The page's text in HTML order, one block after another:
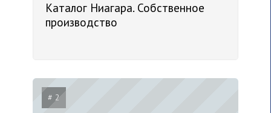
Каталог Ниагара. Собственное
производство
# 2